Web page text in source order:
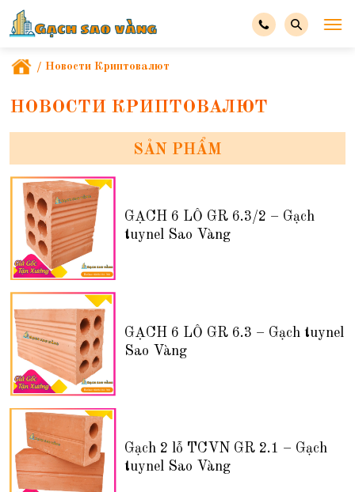
/ Новости Криптовалют
НОВОСТИ КРИПТОВАЛЮТ
SẢN PHẨM
GẠCH 6 LỖ GR 6.3/2 – Gạch
tuynel Sao Vàng
GẠCH 6 LỖ GR 6.3 – Gạch tuynel
Sao Vàng
Gạch 2 lỗ TCVN GR 2.1 – Gạch
tuynel Sao Vàng